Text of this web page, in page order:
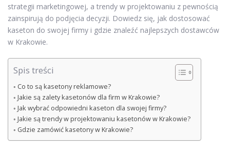
strategii marketingowej, a trendy w projektowaniu z pewnością
zainspirują do podjęcia decyzji. Dowiedz się, jak dostosować
kaseton do swojej firmy i gdzie znaleźć najlepszych dostawców
w Krakowie.
Spis treści
Co to są kasetony reklamowe?
Jakie są zalety kasetonów dla firm w Krakowie?
Jak wybrać odpowiedni kaseton dla swojej firmy?
Jakie są trendy w projektowaniu kasetonów w Krakowie?
Gdzie zamówić kasetony w Krakowie?